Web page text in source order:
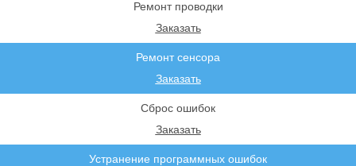
Ремонт проводки
Ремонт сенсора
Устранение программных ошибок
Сброс ошибок
Заказать
Заказать
Заказать